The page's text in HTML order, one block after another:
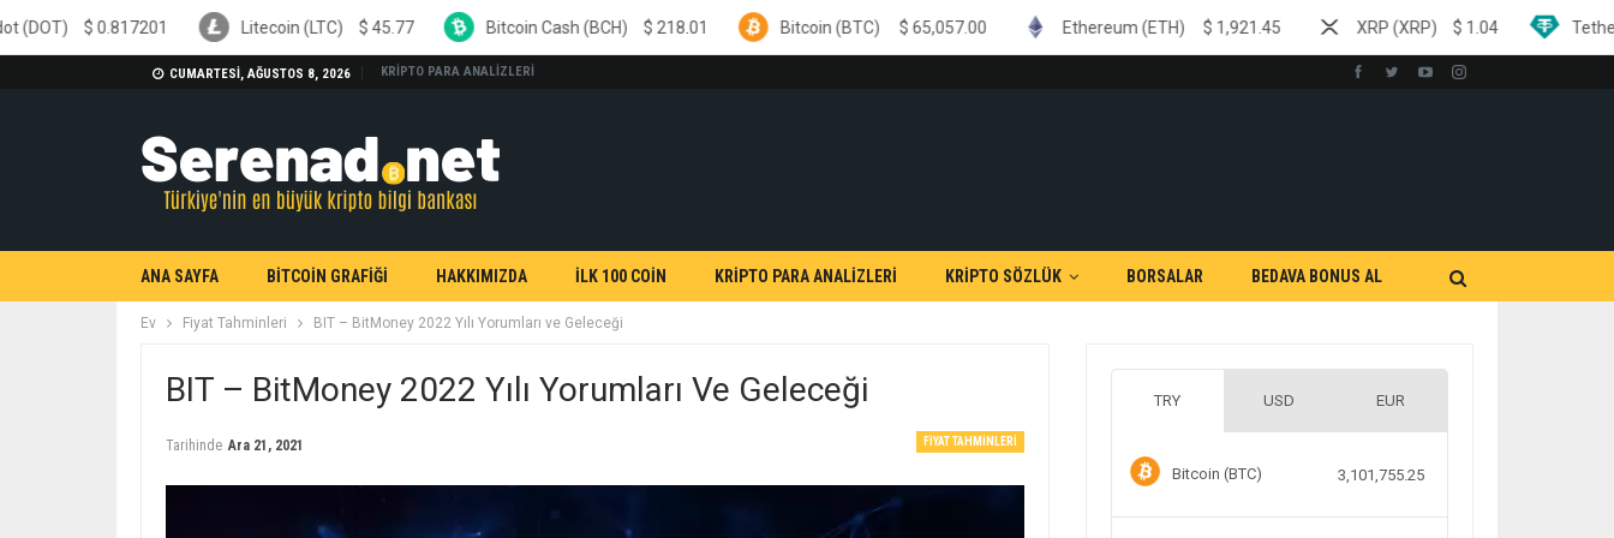
CUMARTESI, AĞUSTOS 8, 2026 KRİPTO PARA ANALİZLERİ
ANA SAYFA BİTCOİN GRAFİĞİ HAKKIMIZDA İLK 100 COİN KRİPTO PARA ANALİZLERİ KRİPTO SÖZLÜK BORSALAR BEDAVA BONUS AL
Ev Fiyat Tahminleri BIT – BitMoney 2022 Yılı Yorumları ve Geleceği
BIT – BitMoney 2022 Yılı Yorumları Ve Geleceği
FIYAT TAHMINLERI
Tarihinde Ara 21, 2021
TRY USD EUR
Bitcoin (BTC) 3,101,755.25
Litecoin (LTC) 45.77 Bitcoin Cash (BCH) $218.01 Bitcoin (BTC) $65,057.00 Ethereum (ETH) $1,921.45 XRP (XRP) $1.04 Tether (USDT) $